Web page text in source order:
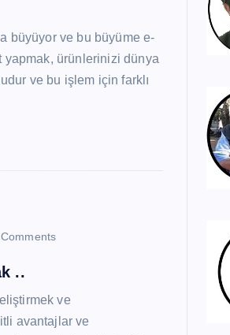
büyüyor ve bu büyüme e-
yapmak, ürünlerinizi dünya
ve bu işlem için farklı
..
ve
avantajlar ve